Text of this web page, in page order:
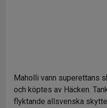
Maholli vann superettans
och köptes av Häcken.
flyktande allsvenska